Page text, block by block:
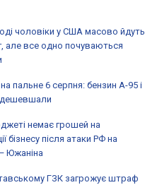
чоловіки у США масово йдуть
але все одно почуваються
пальне 6 серпня: бензин А-95 і
немає грошей на
бізнесу після атаки РФ на
Южаніна
ГЗК загрожує штраф